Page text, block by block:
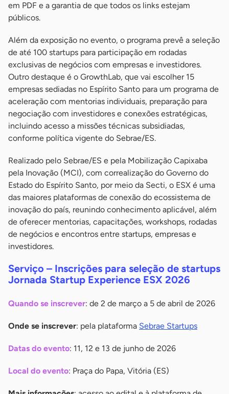
em PDF e a garantia de que todos os links estejam
públicos.
Além da exposição no evento, o programa prevê a seleção
de até 100 startups para participação em rodadas
exclusivas de negócios com empresas e investidores.
Outro destaque é o GrowthLab, que vai escolher 15
empresas sediadas no Espírito Santo para um programa de
aceleração com mentorias individuais, preparação para
negociação com investidores e conexões estratégicas,
incluindo acesso a missões técnicas subsidiadas,
conforme política vigente do Sebrae/ES.
Realizado pelo Sebrae/ES e pela Mobilização Capixaba
pela Inovação (MCI), com correalização do Governo do
Estado do Espírito Santo, por meio da Secti, o ESX é uma
das maiores plataformas de conexão do ecossistema de
inovação do país, reunindo conhecimento aplicável, além
de oferecer mentorias, capacitações, workshops, rodadas
de negócios e encontros entre startups, empresas e
investidores.
Serviço – Inscrições para seleção de startups
Jornada Startup Experience ESX 2026
Quando se inscrever: de 2 de março a 5 de abril de 2026
Onde se inscrever: pela plataforma Sebrae Startups
Datas do evento: 11, 12 e 13 de junho de 2026
Local do evento: Praça do Papa, Vitória (ES)